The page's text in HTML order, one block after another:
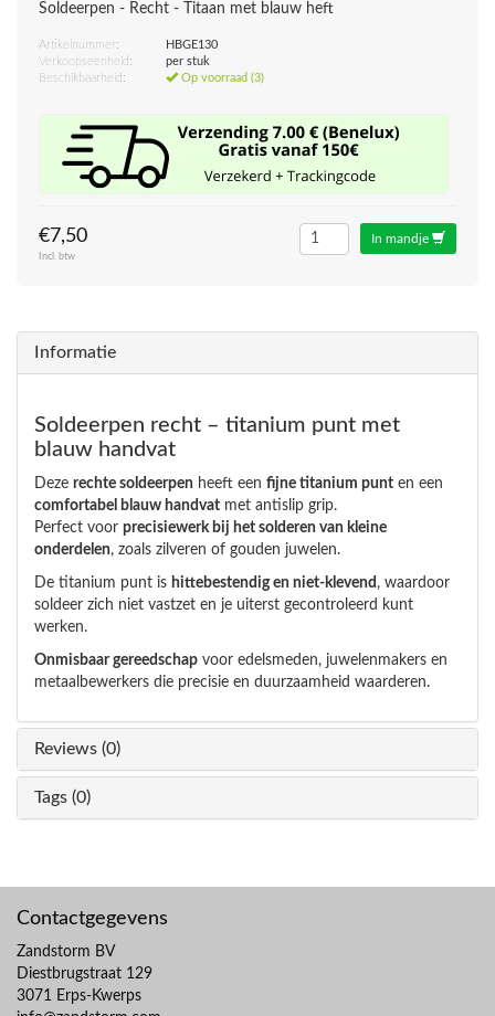
Soldeerpen - Recht - Titaan met blauw heft
Artikelnummer:
HBGE130
Verkoopseenheid:
per stuk
Beschikbaarheid:
Op voorraad (3)
€7,50
Incl. btw
In mandje
Informatie
Soldeerpen recht – titanium punt met
blauw handvat
Deze rechte soldeerpen heeft een fijne titanium punt en een
comfortabel blauw handvat met antislip grip.
Perfect voor precisiewerk bij het solderen van kleine
onderdelen, zoals zilveren of gouden juwelen.
De titanium punt is hittebestendig en niet-klevend , waardoor
soldeer zich niet vastzet en je uiterst gecontroleerd kunt
werken.
Onmisbaar gereedschap voor edelsmeden, juwelenmakers en
metaalbewerkers die precisie en duurzaamheid waarderen.
Reviews (0)
Tags (0)
Contactgegevens
Zandstorm BV
Diestbrugstraat 129
3071 Erps-Kwerps